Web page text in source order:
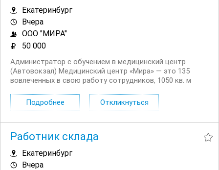
Екатеринбург
Вчера
ООО "МИРА"
50 000
Администратор с обучением в медицинский центр
(Автовокзал) Медицинский центр «Мира» — это 135
вовлеченных в свою работу сотрудников, 1050 кв. м
хочется работать и развиваться. Вклад в здоровье
нации — звучит громко, но именно этим занимается...
Подробнее Откликнуться
Работник склада
Екатеринбург
Вчера